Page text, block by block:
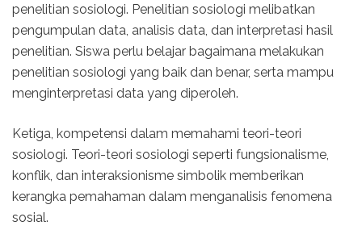
penelitian sosiologi. Penelitian sosiologi melibatkan
pengumpulan data, analisis data, dan interpretasi hasil
penelitian. Siswa perlu belajar bagaimana melakukan
penelitian sosiologi yang baik dan benar, serta mampu
menginterpretasi data yang diperoleh.
Ketiga, kompetensi dalam memahami teori-teori
sosiologi. Teori-teori sosiologi seperti fungsionalisme,
konflik, dan interaksionisme simbolik memberikan
kerangka pemahaman dalam menganalisis fenomena
sosial.